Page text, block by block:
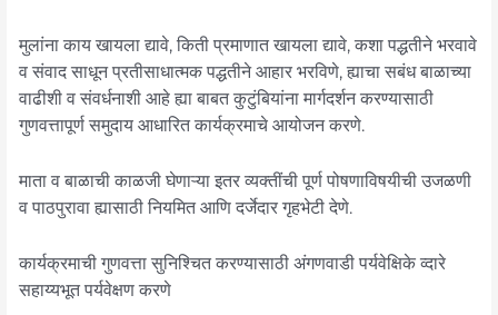
मुलांना काय खायला द्यावे, किती प्रमाणात खायला द्यावे, कशा पद्धतीने भरवावे
व संवाद साधून प्रतीसाधात्मक पद्धतीने आहार भरविणे, ह्याचा सबंध बाळाच्या
वाढीशी व संवर्धनाशी आहे ह्या बाबत कुटुंबियांना मार्गदर्शन करण्यासाठी
गुणवत्तापूर्ण समुदाय आधारित कार्यक्रमाचे आयोजन करणे.
माता व बाळाची काळजी घेणाऱ्या इतर व्यक्तींची पूर्ण पोषणाविषयीची उजळणी
व पाठपुरावा ह्यासाठी नियमित आणि दर्जेदार गृहभेटी देणे.
कार्यक्रमाची गुणवत्ता सुनिश्चित करण्यासाठी अंगणवाडी पर्यवेक्षिके व्दारे
सहाय्यभूत पर्यवेक्षण करणे